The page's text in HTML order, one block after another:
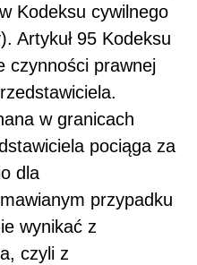
Kodeksu cywilnego
Artykuł 95 Kodeksu
czynności prawnej
w granicach
pociąga za
dla
przypadku
wynikać z
czyli z